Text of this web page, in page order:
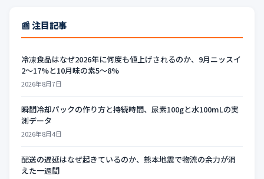
📰 注目記事
冷凍食品はなぜ2026年に何度も値上げされるのか、9月ニッスイ
2〜17%と10月味の素5〜8%
2026年8月7日
瞬間冷却パックの作り方と持続時間、尿素100gと水100mLの実
測データ
2026年8月4日
配送の遅延はなぜ起きているのか、熊本地震で物流の余力が消
えた一週間